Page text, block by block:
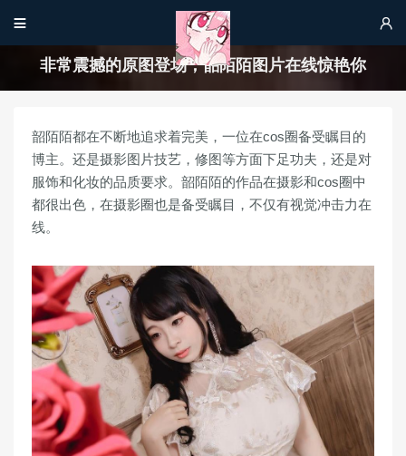
 
非常震撼的原图登场，韶陌陌图片在线惊艳你
韶陌陌都在不断地追求着完美，一位在cos圈备受瞩目的
博主。还是摄影图片技艺，修图等方面下足功夫，还是对
服饰和化妆的品质要求。韶陌陌的作品在摄影和cos圈中
都很出色，在摄影圈也是备受瞩目，不仅有视觉冲击力在
线。